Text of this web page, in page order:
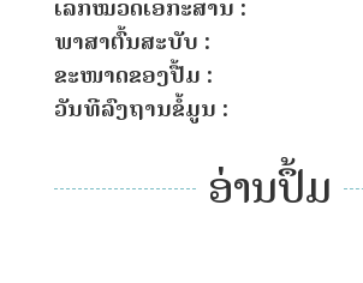
ເລກໝວດເອກະສານ :
ພາສາຕົ້ນສະບັບ :
ຂະໜາດຂອງປື້ມ :
ວັນທີລົງຖານຂໍ້ມູນ :
ອ່ານປຶ້ມ